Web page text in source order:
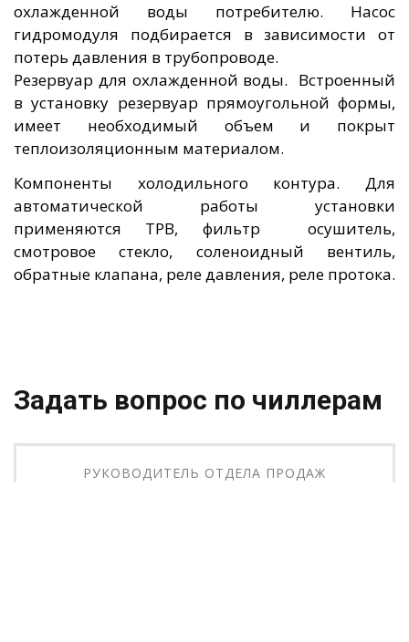
охлажденной воды потребителю. Насос
гидромодуля подбирается в зависимости от
потерь давления в трубопроводе.
Резервуар для охлажденной воды. Встроенный
в установку резервуар прямоугольной формы,
имеет необходимый объем и покрыт
теплоизоляционным материалом.
Компоненты холодильного контура. Для
автоматической работы установки
применяются ТРВ, фильтр осушитель,
смотровое стекло, соленоидный вентиль,
обратные клапана, реле давления, реле протока.
Задать вопрос по чиллерам
РУКОВОДИТЕЛЬ ОТДЕЛА ПРОДАЖ